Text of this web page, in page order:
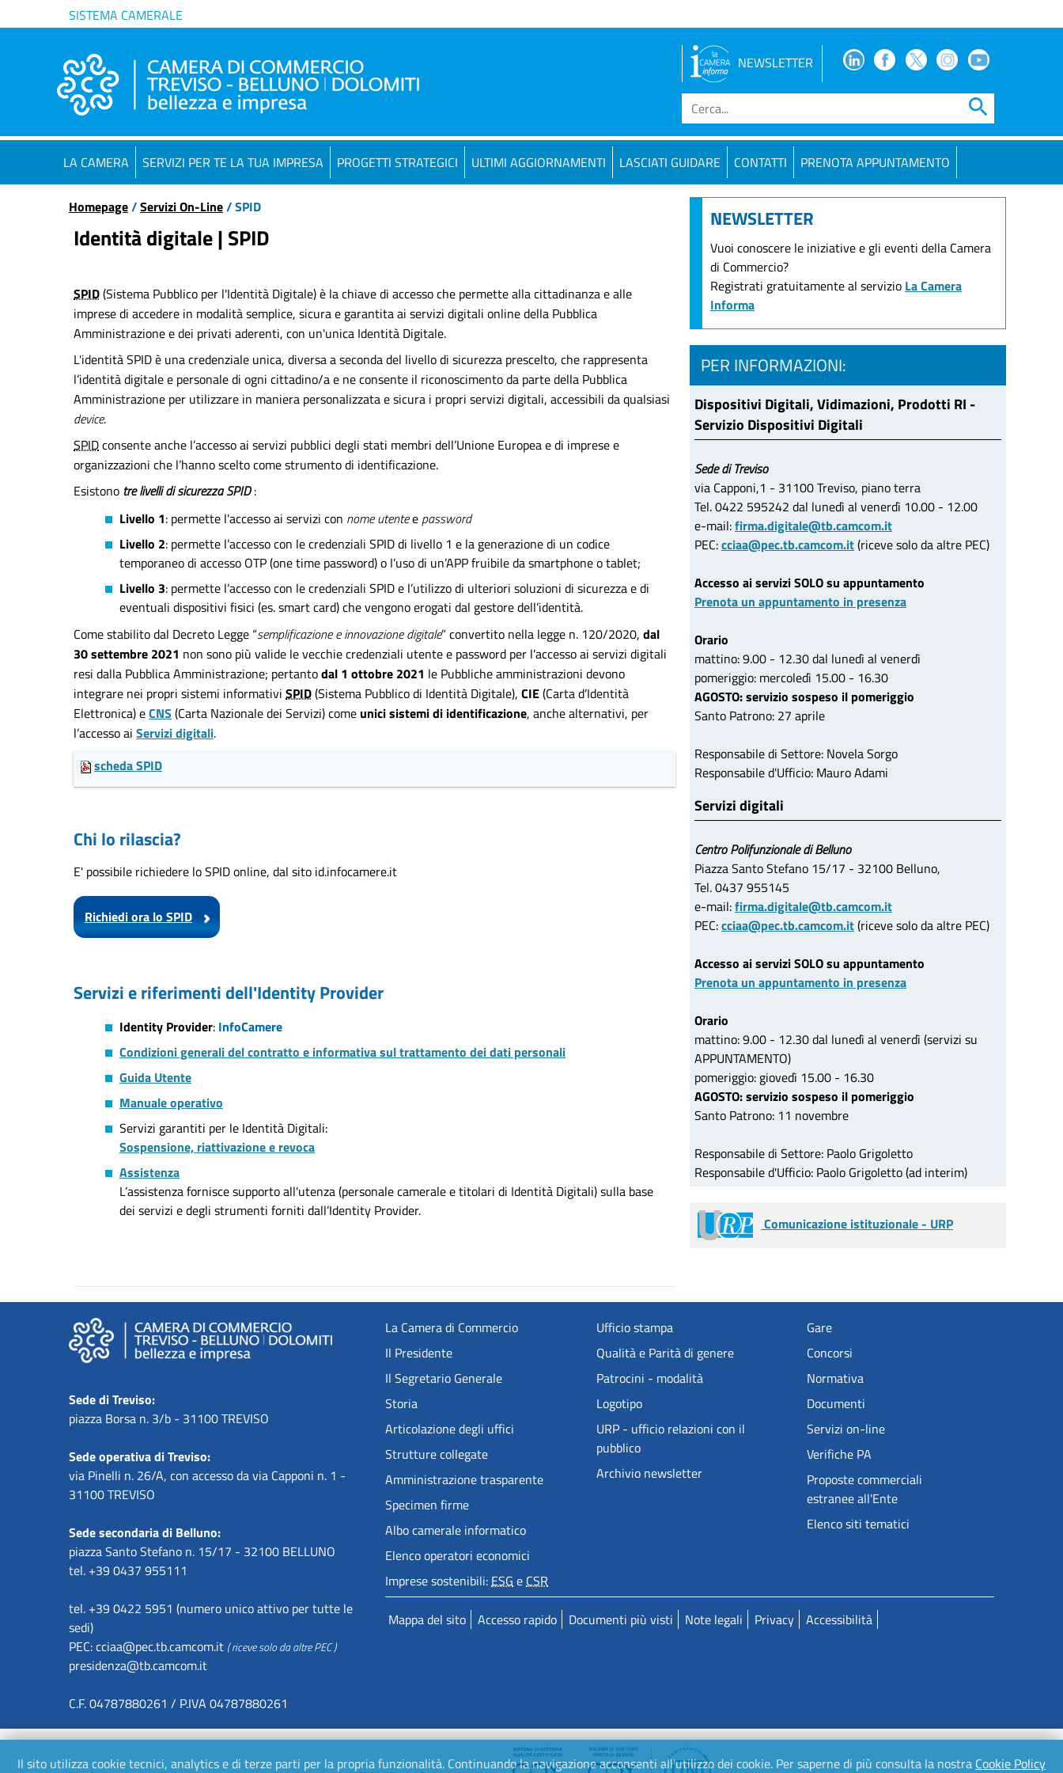
Il sito utilizza cookie tecnici, analytics e di terze parti per la propria funzionalità. Continuando la navigazione acconsenti all'utilizzo dei cookie. Per saperne di più consulta la nostra Cookie Policy
SISTEMA CAMERALE
NEWSLETTER FacebookFacebook
TwitterInstagramYoutube
search
LA CAMERA SERVIZI PER TE LA TUA IMPRESA PROGETTI STRATEGICI ULTIMI AGGIORNAMENTI LASCIATI GUIDARE CONTATTI PRENOTA APPUNTAMENTO
Homepage/Servizi On-Line/ SPID
Identità digitale | SPID
SPID(Sistema Pubblico per l'Identità Digitale) è la chiave di accesso che permette alla cittadinanza e alle
imprese di accedere in modalità semplice, sicura e garantita ai servizi digitali online della Pubblica
Amministrazione e dei privati aderenti, con un'unica Identità Digitale.
L'identità SPID è una credenziale unica, diversa a seconda del livello di sicurezza prescelto, che rappresenta
l’identità digitale e personale di ogni cittadino/a e ne consente il riconoscimento da parte della Pubblica
Amministrazione per utilizzare in maniera personalizzata e sicura i propri servizi digitali, accessibili da qualsiasi
device.
SPIDconsente anche l’accesso ai servizi pubblici degli stati membri dell’Unione Europea e di imprese e
organizzazioni che l’hanno scelto come strumento di identificazione.
Esistono tre livelli di sicurezza SPID :
Livello 1: permette l'accesso ai servizi con nome utentee password
Livello 2: permette l’accesso con le credenziali SPID di livello 1 e la generazione di un codice
temporaneo di accesso OTP (one time password) o l’uso di un’APP fruibile da smartphone o tablet;
Livello 3: permette l’accesso con le credenziali SPID e l’utilizzo di ulteriori soluzioni di sicurezza e di
eventuali dispositivi fisici (es. smart card) che vengono erogati dal gestore dell’identità.
Come stabilito dal Decreto Legge “semplificazione e innovazione digitale” convertito nella legge n. 120/2020, dal
30 settembre 2021 non sono più valide le vecchie credenziali utente e password per l'accesso ai servizi digitali
resi dalla Pubblica Amministrazione; pertantodal 1 ottobre 2021 le Pubbliche amministrazioni devono
integrare nei propri sistemi informativi SPID(Sistema Pubblico di Identità Digitale), CIE(Carta d’Identità
Elettronica) eCNS (Carta Nazionale dei Servizi) comeunici sistemi di identificazione, anche alternativi, per
l’accesso ai Servizi digitali.
scheda SPID
Chi lo rilascia?
E' possibile richiedere lo SPID online, dal sito id.infocamere.it
Richiedi ora lo SPID
Servizi e riferimenti dell'Identity Provider
Identity Provider: InfoCamere
Condizioni generali del contratto e informativa sul trattamento dei dati personali
Guida Utente
Manuale operativo
Servizi garantiti per le Identità Digitali:
Sospensione, riattivazione e revoca
Assistenza
L’assistenza fornisce supporto all'utenza (personale camerale e titolari di Identità Digitali) sulla base
dei servizi e degli strumenti forniti dall’Identity Provider.
NEWSLETTER
Vuoi conoscere le iniziative e gli eventi della Camera
di Commercio?
Registrati gratuitamente al servizio La Camera
Informa
PER INFORMAZIONI:
Dispositivi Digitali, Vidimazioni, Prodotti RI -
Servizio Dispositivi Digitali
Sede di Treviso
via Capponi,1 - 31100 Treviso, piano terra
Tel. 0422 595242 dal lunedì al venerdì 10.00 - 12.00
e-mail:firma.digitale@tb.camcom.it
PEC:cciaa@pec.tb.camcom.it(riceve solo da altre PEC)
Accesso ai servizi SOLO su appuntamento
Prenota un appuntamento in presenza
Orario
mattino: 9.00 - 12.30 dal lunedì al venerdì
pomeriggio: mercoledì 15.00 - 16.30
AGOSTO: servizio sospeso il pomeriggio
Santo Patrono: 27 aprile
Responsabile di Settore: Novela Sorgo
Responsabile d'Ufficio: Mauro Adami
Servizi digitali
Centro Polifunzionale di Belluno
Piazza Santo Stefano 15/17 - 32100 Belluno,
Tel. 0437 955145
e-mail:firma.digitale@tb.camcom.it
PEC:cciaa@pec.tb.camcom.it(riceve solo da altre PEC)
Accesso ai servizi SOLO su appuntamento
Prenota un appuntamento in presenza
Orario
mattino: 9.00 - 12.30 dal lunedì al venerdì (servizi su
APPUNTAMENTO)
pomeriggio: giovedì 15.00 - 16.30
AGOSTO: servizio sospeso il pomeriggio
Santo Patrono: 11 novembre
Responsabile di Settore: Paolo Grigoletto
Responsabile d'Ufficio: Paolo Grigoletto (ad interim)
Comunicazione istituzionale - URP
Sede di Treviso:
piazza Borsa n. 3/b - 31100 TREVISO
Sede operativa di Treviso:
via Pinelli n. 26/A, con accesso da via Capponi n. 1 -
31100 TREVISO
Sede secondaria di Belluno:
piazza Santo Stefano n. 15/17 - 32100 BELLUNO
tel. +39 0437 955111
tel. +39 0422 5951 (numero unico attivo per tutte le
sedi)
PEC:cciaa@pec.tb.camcom.it ( riceve solo da altre PEC )
presidenza@tb.camcom.it
C.F. 04787880261 / P.IVA 04787880261
La Camera di Commercio
Il Presidente
Il Segretario Generale
Storia
Articolazione degli uffici
Strutture collegate
Amministrazione trasparente
Specimen firme
Albo camerale informatico
Elenco operatori economici
Imprese sostenibili:ESGeCSR
Ufficio stampa
Qualità e Parità di genere
Patrocini - modalità
Logotipo
URP - ufficio relazioni con il
pubblico
Archivio newsletter
Gare
Concorsi
Normativa
Documenti
Servizi on-line
Verifiche PA
Proposte commerciali
estranee all'Ente
Elenco siti tematici
Mappa del sito Accesso rapido Documenti più visti Note legali Privacy Accessibilità